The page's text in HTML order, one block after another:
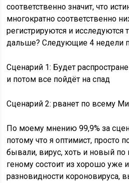
соответственно значит, что
многократно соответственно
регистрируются и исследуются
дальше? Следующие 4 недели
Сценарий 1: Будет
и потом все пойдёт на спад
Сценарий 2: рванет по всему
По моему мнению 99,9% за
потому что я оптимист, просто
бывали, вирус, хоть и новый по
геному состоит из хорошо уже
разновидности короновируса,